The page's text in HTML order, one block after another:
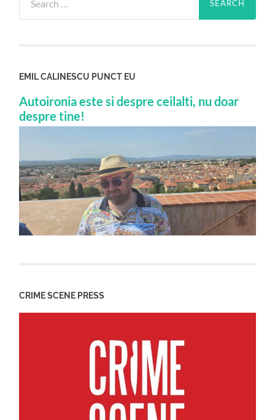
for:
EMIL CALINESCU PUNCT EU
Autoironia este si despre ceilalti, nu doar
despre tine!
CRIME SCENE PRESS